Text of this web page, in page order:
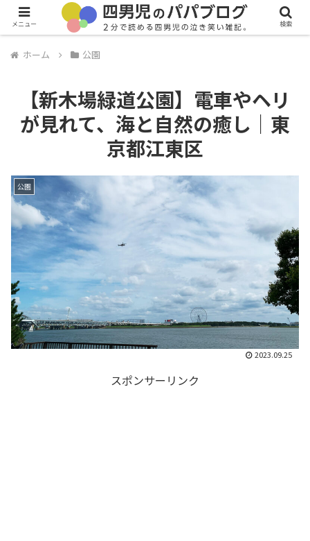
ホーム 公園
【新木場緑道公園】電車やヘリ
が見れて、海と自然の癒し｜東
京都江東区
公園
2023.09.25
スポンサーリンク
メニュー 検索